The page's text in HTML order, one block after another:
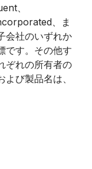
、
、ま
会社のいずれか
です。その他す
ぞれの所有者の
び製品名は、